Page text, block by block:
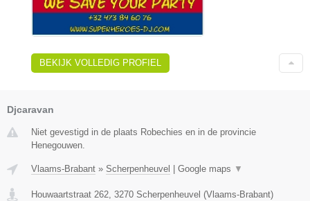
BEKIJK VOLLEDIG PROFIEL
Djcaravan
Niet gevestigd in de plaats Robechies en in de provincie
Henegouwen.
Vlaams-Brabant » Scherpenheuvel Google maps ▼
Houwaartstraat 262, 3270 Scherpenheuvel (Vlaams-Brabant)